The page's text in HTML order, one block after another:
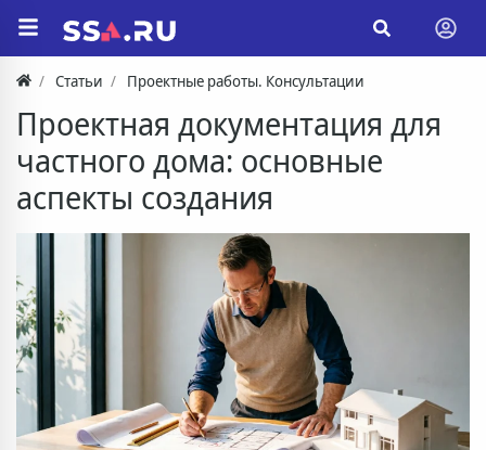
Статьи Проектные работы. Консультации
Проектная документация для
частного дома: основные
аспекты создания